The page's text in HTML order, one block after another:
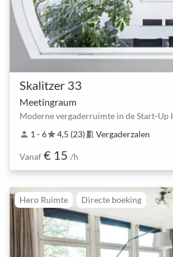
Skalitzer 33
Meetingraum
Moderne vergaderruimte in de Start-Up
person 1 - 6star4,5 (23) meeting_room Vergaderzalen
Vanaf € 15 /h
Hero Ruimte Directe boeking